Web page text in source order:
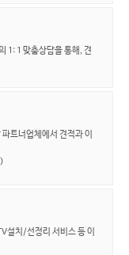
1: 1 맞춤상담을 통해, 견
트너업체에서 견적과 이
설치/선정리 서비스 등 이